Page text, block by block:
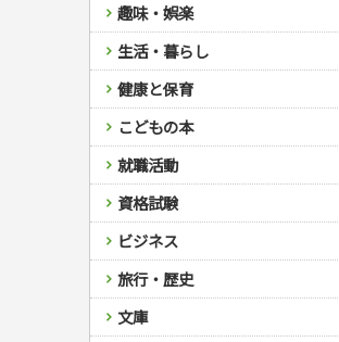
趣味・娯楽
スポーツ
スポーツルール
野球
ゴルフ
トレーニング
ジュニアスポーツ
その他スポーツ
自然・アウトドア・ペット
アウトドア
犬・猫
ペット・飼育
園芸・野菜づくり
雑学
娯楽・ゲーム・占い
ナンプレ
囲碁・将棋・麻雀
ゲーム・マジック
家相・風水・占い
カルチャー・芸術・趣味
鉄道・車・自転車
音楽・楽器
趣味・鑑賞・カメラ
絵画・デッサン
俳句・詩・ことば
辞典・語学
辞典
語学・旅行会話
運転免許
原付・二輪
普通免許
その他免許
生活・暮らし
料理
料理・レシピ
おもてなし・ごちそう料理
各国料理
お弁当
健康メニュー・ダイエット
調理器具クッキング
お菓子・ケーキ・パン
飲み物・お酒
手芸・クラフト
編み物
ソーイング
クラフト
住まい・インテリア・暮らし
インテリア・ハウジング
収納・掃除・暮らし
美容・ファッション
ダイエット・エクササイズ
メイク・ネイル・ヘア
着物・着つけ
冠婚葬祭・手紙・ペン字
冠婚葬祭・スピーチ・マナー
手紙・ペン字
妊娠・出産・育児
妊娠・出産・育児
離乳食・幼児食・こどもレシピ
健康と保育
家庭医学・健康
ツボ・マッサージ
家庭医学・病気
健康知識
栄養事典
生活習慣病
看護・介護
看護一般
介護一般
保育・教育
パネルシアター
指導マニュアル
こどもの本
児童一般
おりがみ・あやとり
なぞなぞ・ゲーム
占い・心理ゲーム
のりもの・ずかん
読み物・絵本
音と光のでる絵本
学参・ドリル
夏休みドリル
総復習ドリル
学習・地図
自由研究・読書感想文
えんぴつちょう
就職活動
就職活動
就職試験
公務員試験
資格試験
検定試験・資格試験
英語検定・TOEIC
漢字検定・数学検定
簿記検定
ビジネス
経営・経済・法律
マネー・株・資産
自己啓発
旅行・歴史
国内・海外旅行
国外旅行
地理・歴史
文庫